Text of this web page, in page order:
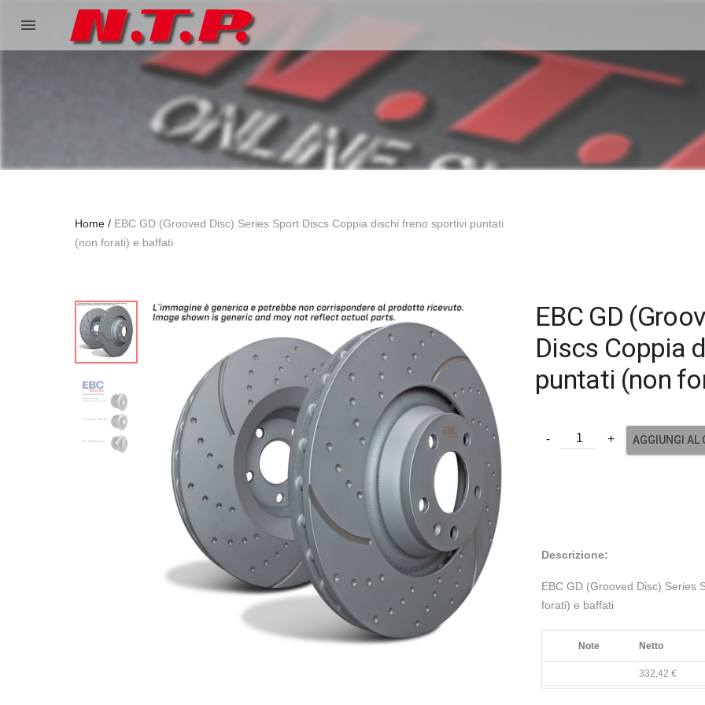
menu
Home
EBC GD (Grooved Disc) Series Sport Discs Coppia dischi freno sportivi puntati
(non forati) e baffati
EBC GD
Discs Coppia
puntati (non
AGGIUNGI AL
Descrizione:
EBC GD (Grooved Disc) Series
forati) e baffati
Note Netto
332,42 €